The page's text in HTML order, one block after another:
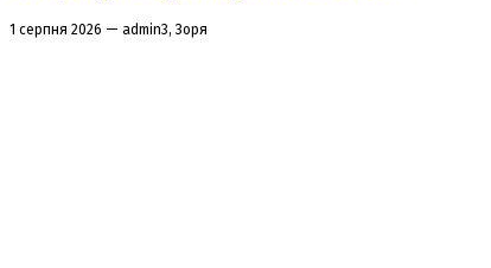
1 серпня 2026 — admin3, Зоря